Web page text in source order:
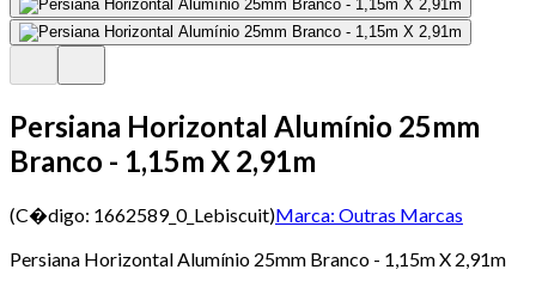
Persiana Horizontal Alumínio 25mm
Branco - 1,15m X 2,91m
(C�digo: 1662589_0_Lebiscuit)Marca: Outras Marcas
Persiana Horizontal Alumínio 25mm Branco - 1,15m X 2,91m